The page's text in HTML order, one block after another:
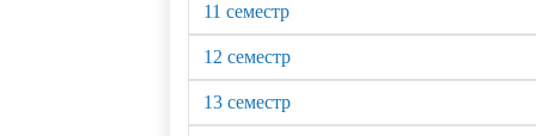
11 семестр
12 семестр
13 семестр